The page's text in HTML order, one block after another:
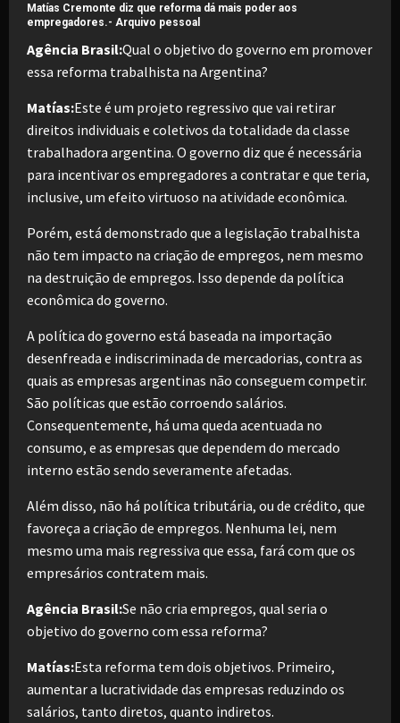
Matías Cremonte diz que reforma dá mais poder aos
empregadores.- Arquivo pessoal
Agência Brasil:Qual o objetivo do governo em promover
essa reforma trabalhista na Argentina?
Matías:Este é um projeto regressivo que vai retirar
direitos individuais e coletivos da totalidade da classe
trabalhadora argentina. O governo diz que é necessária
para incentivar os empregadores a contratar e que teria,
inclusive, um efeito virtuoso na atividade econômica.
Porém, está demonstrado que a legislação trabalhista
não tem impacto na criação de empregos, nem mesmo
na destruição de empregos. Isso depende da política
econômica do governo.
A política do governo está baseada na importação
desenfreada e indiscriminada de mercadorias, contra as
quais as empresas argentinas não conseguem competir.
São políticas que estão corroendo salários.
Consequentemente, há uma queda acentuada no
consumo, e as empresas que dependem do mercado
interno estão sendo severamente afetadas.
Além disso, não há política tributária, ou de crédito, que
favoreça a criação de empregos. Nenhuma lei, nem
mesmo uma mais regressiva que essa, fará com que os
empresários contratem mais.
Agência Brasil:Se não cria empregos, qual seria o
objetivo do governo com essa reforma?
Matías:Esta reforma tem dois objetivos. Primeiro,
aumentar a lucratividade das empresas reduzindo os
salários, tanto diretos, quanto indiretos.